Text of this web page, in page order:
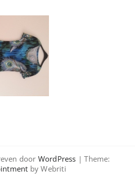
door WordPress | Theme:
by Webriti